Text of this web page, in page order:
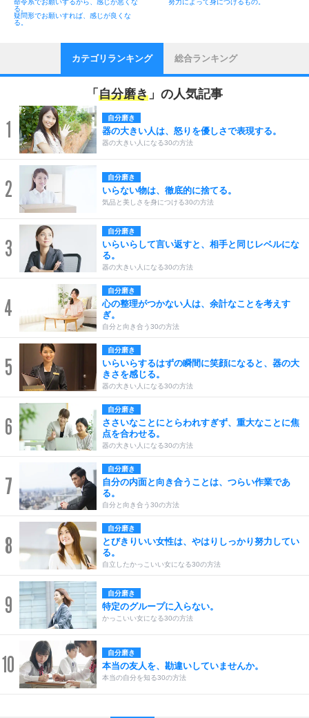
命令系でお願いするから、感じが悪くな
る。
疑問形でお願いすれば、感じが良くな
る。
努力によって身につけるもの。
カテゴリランキング 総合ランキング
「 自分磨き 」の人気記事
1 自分磨き
器の大きい人は、怒りを優しさで表現する。
器の大きい人になる30の方法
2 自分磨き
いらない物は、徹底的に捨てる。
気品と美しさを身につける30の方法
3
自分磨き
いらいらして言い返すと、相手と同じレベルにな
る。
器の大きい人になる30の方法
4
自分磨き
心の整理がつかない人は、余計なことを考えす
ぎ。
自分と向き合う30の方法
5
自分磨き
いらいらするはずの瞬間に笑顔になると、器の大
きさを感じる。
器の大きい人になる30の方法
6
自分磨き
ささいなことにとらわれすぎず、重大なことに焦
点を合わせる。
器の大きい人になる30の方法
7
自分磨き
自分の内面と向き合うことは、つらい作業であ
る。
自分と向き合う30の方法
8
自分磨き
とびきりいい女性は、やはりしっかり努力してい
る。
自立したかっこいい女になる30の方法
9 自分磨き
特定のグループに入らない。
かっこいい女になる30の方法
10 自分磨き
本当の友人を、勘違いしていませんか。
本当の自分を知る30の方法